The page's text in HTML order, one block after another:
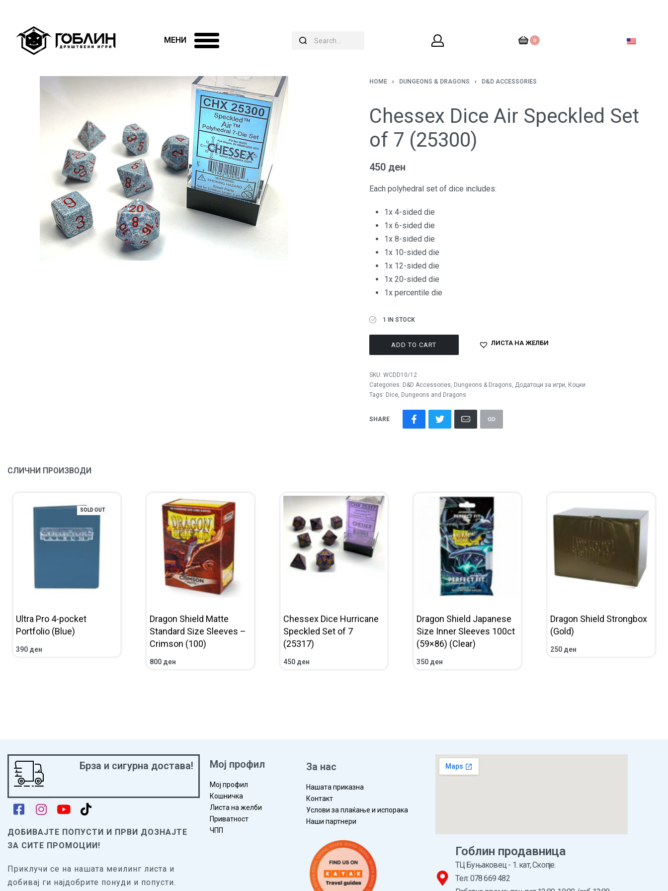
0
HOME › DUNGEONS & DRAGONS › D&D ACCESSORIES
Chessex Dice Air Speckled Set
of 7 (25300)
450 ден
Each polyhedral set of dice includes:
1x 4-sided die
1x 6-sided die
1x 8-sided die
1x 10-sided die
1x 12-sided die
1x 20-sided die
1x percentile die
1 IN STOCK
ADD TO CART ЛИСТА НА ЖЕЛБИ
SKU: WCDD10/12
Categories: D&D Accessories, Dungeons & Dragons, Додатоци за игри, Коцки
Tags: Dice, Dungeons and Dragons
SHARE
СЛИЧНИ ПРОИЗВОДИ
SOLD OUT
Ultra Pro 4-pocket
Portfolio (Blue)
390 ден
Dragon Shield Matte
Standard Size Sleeves –
Crimson (100)
800 ден
Chessex Dice Hurricane
Speckled Set of 7
(25317)
450 ден
Dragon Shield Japanese
Size Inner Sleeves 100ct
(59×86) (Clear)
350 ден
Dragon Shield Strongbox
(Gold)
250 ден
Брза и сигурна достава!
ДОБИВАЈТЕ ПОПУСТИ И ПРВИ ДОЗНАЈТЕ
ЗА СИТЕ ПРОМОЦИИ!
Приклучи се на нашата меилинг листа и
добивај ги најдобрите понуди и попусти.
Мој профил
Мој профил
Кошничка
Листа на желби
Приватност
ЧПП
За нас
Нашата приказна
Контакт
Услови за плаќање и испорака
Наши партнери
Гоблин продавница
ТЦ Буњаковец - 1. кат, Скопје.
Tел: 078 669 482